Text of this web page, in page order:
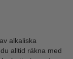
alkaliska
alltid räkna med